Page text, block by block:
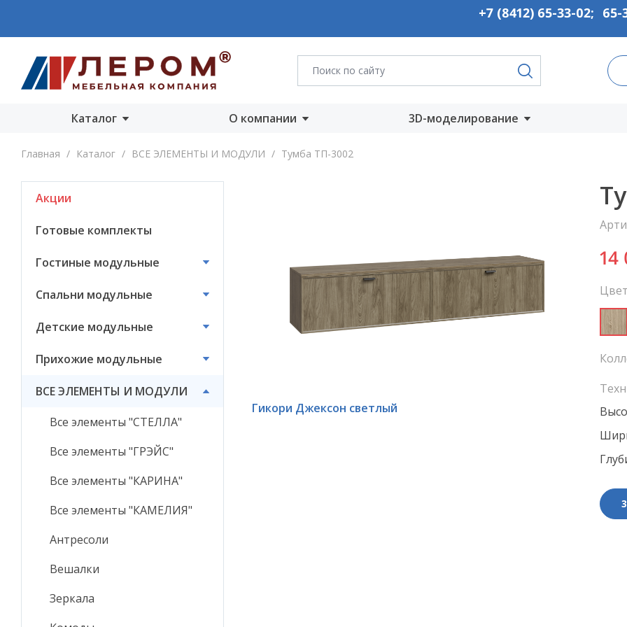
+7 (8412) 65-33-02; 65-
Каталог
Акции
Детские модульные
Прихожие
ВСЕ ЭЛЕМЕНТЫ И
МОДУЛИ
О компании
О компании
3D-моделирование
Главная / Каталог / ВСЕ ЭЛЕМЕНТЫ И МОДУЛИ / Тумба ТП-3002
Акции
Готовые комплекты
Гостиные модульные
Спальни модульные
Детские модульные
Прихожие модульные
ВСЕ ЭЛЕМЕНТЫ И МОДУЛИ
Все элементы "СТЕЛЛА"
Все элементы "ГРЭЙС"
Все элементы "КАРИНА"
Все элементы "КАМЕЛИЯ"
Антресоли
Вешалки
Зеркала
Гикори Джексон светлый
14